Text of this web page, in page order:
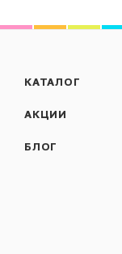
КАТАЛОГ
АКЦИИ
БЛОГ